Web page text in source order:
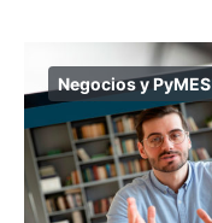
Negocios y PyMES